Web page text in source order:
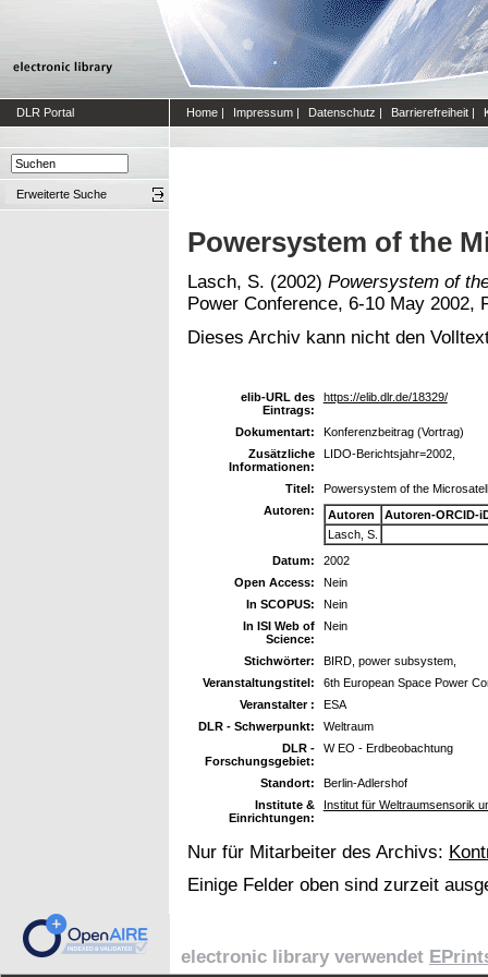
DLR Portal Home | Impressum | Datenschutz | Barrierefreiheit |
Erweiterte Suche
Powersystem of the
Lasch, S. (2002) Powersystem of
Power Conference, 6-10 May 2002,
Dieses Archiv kann nicht den
elib-URL des
Eintrags:
https://elib.dlr.de/18329/
Dokumentart:
Konferenzbeitrag (Vortrag)
Zusätzliche
Informationen:
LIDO-Berichtsjahr=2002,
Titel:
Powersystem of the
Autoren:
Autoren
Autoren-ORCID-
Lasch, S.
Datum:
2002
Open Access:
Nein
In SCOPUS:
Nein
In ISI Web of
Science:
Nein
Stichwörter:
BIRD, power subsystem,
Veranstaltungstitel:
6th European Space Power
Veranstalter :
ESA
DLR - Schwerpunkt:
Weltraum
DLR -
Forschungsgebiet:
W EO - Erdbeobachtung
Standort:
Berlin-Adlershof
Institute &
Einrichtungen:
Institut für Weltraumsensorik
Nur für Mitarbeiter des Archivs:
Einige Felder oben sind zurzeit
electronic library verwendet